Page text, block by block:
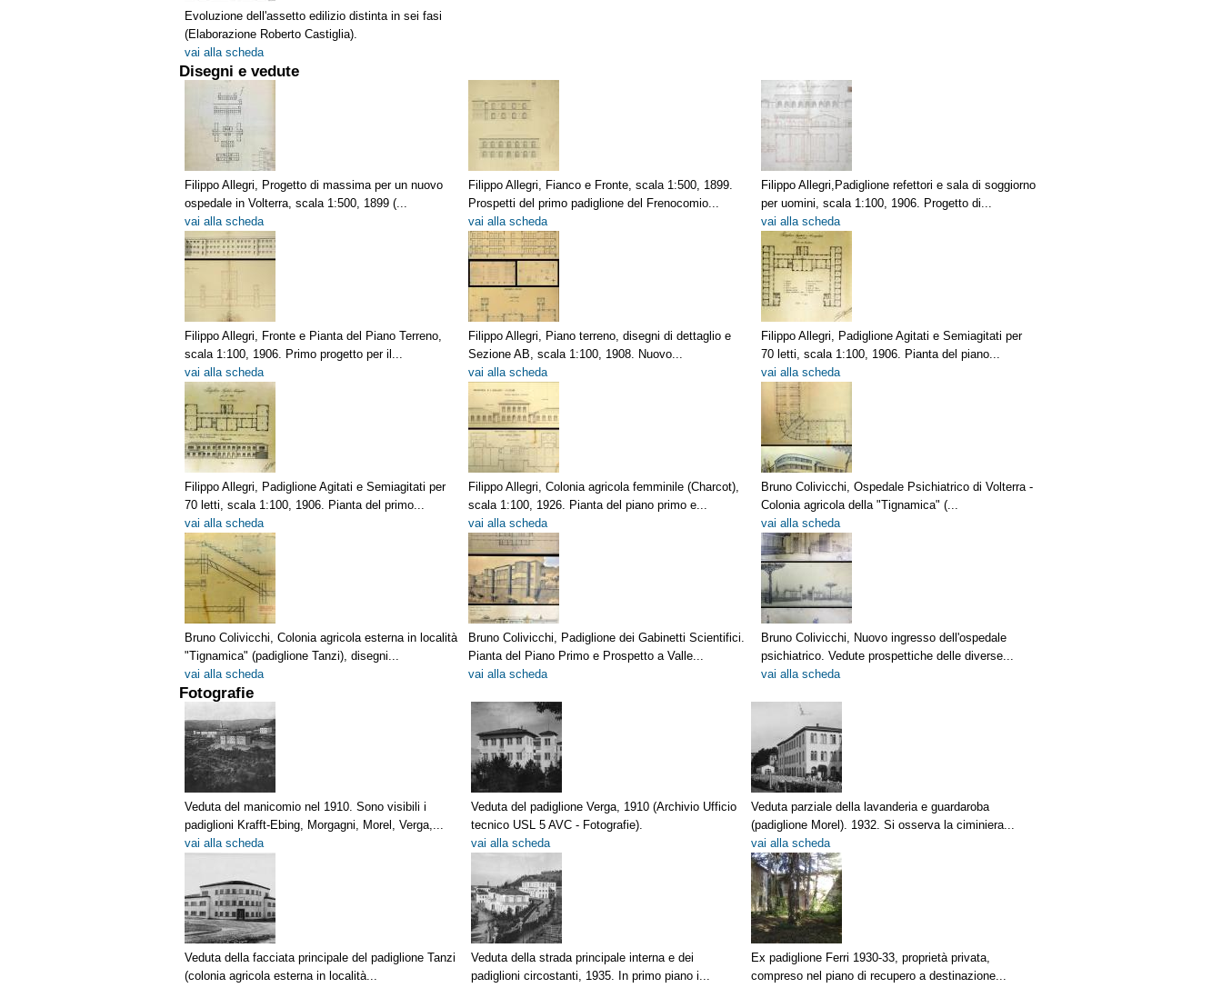
Evoluzione dell'assetto edilizio distinta in sei fasi
(Elaborazione Roberto Castiglia).
vai alla scheda
Disegni e vedute
Filippo Allegri, Progetto di massima per un nuovo
ospedale in Volterra, scala 1:500, 1899 (...
vai alla scheda
Filippo Allegri, Fianco e Fronte, scala 1:500, 1899.
Prospetti del primo padiglione del Frenocomio...
vai alla scheda
Filippo Allegri,Padiglione refettori e sala di soggiorno
per uomini, scala 1:100, 1906. Progetto di...
vai alla scheda
Filippo Allegri, Fronte e Pianta del Piano Terreno,
scala 1:100, 1906. Primo progetto per il...
vai alla scheda
Filippo Allegri, Piano terreno, disegni di dettaglio e
Sezione AB, scala 1:100, 1908. Nuovo...
vai alla scheda
Filippo Allegri, Padiglione Agitati e Semiagitati per
70 letti, scala 1:100, 1906. Pianta del piano...
vai alla scheda
Filippo Allegri, Padiglione Agitati e Semiagitati per
70 letti, scala 1:100, 1906. Pianta del primo...
vai alla scheda
Filippo Allegri, Colonia agricola femminile (Charcot),
scala 1:100, 1926. Pianta del piano primo e...
vai alla scheda
Bruno Colivicchi, Ospedale Psichiatrico di Volterra -
Colonia agricola della "Tignamica" (...
vai alla scheda
Bruno Colivicchi, Colonia agricola esterna in località
"Tignamica" (padiglione Tanzi), disegni...
vai alla scheda
Bruno Colivicchi, Padiglione dei Gabinetti Scientifici.
Pianta del Piano Primo e Prospetto a Valle...
vai alla scheda
Bruno Colivicchi, Nuovo ingresso dell'ospedale
psichiatrico. Vedute prospettiche delle diverse...
vai alla scheda
Fotografie
Veduta del manicomio nel 1910. Sono visibili i
padiglioni Krafft-Ebing, Morgagni, Morel, Verga,...
vai alla scheda
Veduta del padiglione Verga, 1910 (Archivio Ufficio
tecnico USL 5 AVC - Fotografie).
vai alla scheda
Veduta parziale della lavanderia e guardaroba
(padiglione Morel). 1932. Si osserva la ciminiera...
vai alla scheda
Veduta della facciata principale del padiglione Tanzi
(colonia agricola esterna in località...
Veduta della strada principale interna e dei
padiglioni circostanti, 1935. In primo piano i...
Ex padiglione Ferri 1930-33, proprietà privata,
compreso nel piano di recupero a destinazione...